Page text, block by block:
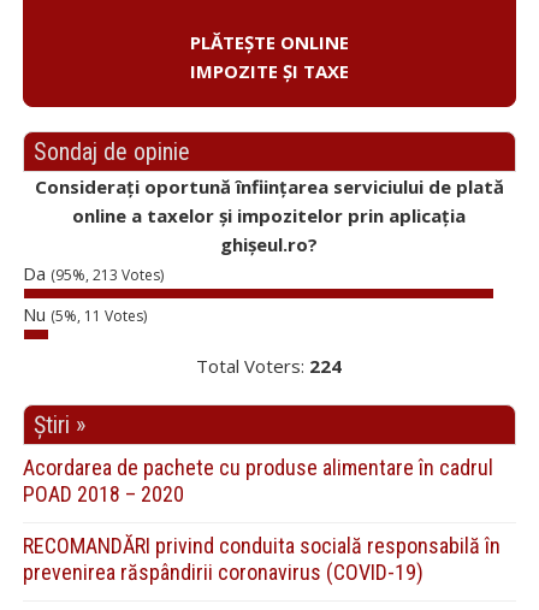
PLĂTEȘTE ONLINE
IMPOZITE ȘI TAXE
Sondaj de opinie
Considerați oportună înființarea serviciului de plată
online a taxelor și impozitelor prin aplicația
ghișeul.ro?
Da (95%, 213 Votes)
Nu (5%, 11 Votes)
Total Voters: 224
Știri »
Acordarea de pachete cu produse alimentare în cadrul
POAD 2018 – 2020
RECOMANDĂRI privind conduita socială responsabilă în
prevenirea răspândirii coronavirus (COVID-19)